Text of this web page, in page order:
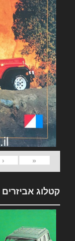
«
‹
קטלוג אביזרים 1981 Jeep